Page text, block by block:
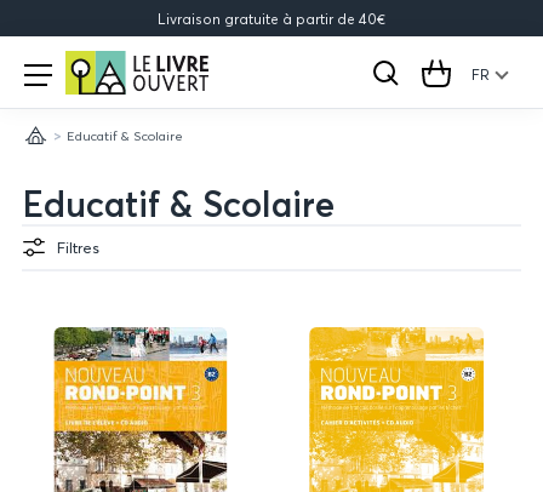
Livraison gratuite à partir de 40€
Le
Livre
Ouvert
Open
menu
Rechercher
Cart FR
AccueilEducatif & Scolaire
Educatif & Scolaire
Filtres